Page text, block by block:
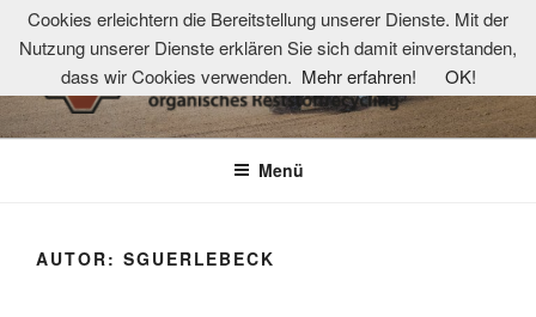
Zum
Inhalt
springen
TKOR-NETZWERK
Technologie- und Kompetenzzentrum organisches Reststoffrecycling
Menü
AUTOR: SGUERLEBECK
Cookies erleichtern die Bereitstellung unserer Dienste. Mit der
Nutzung unserer Dienste erklären Sie sich damit einverstanden,
dass wir Cookies verwenden. Mehr erfahren! OK!